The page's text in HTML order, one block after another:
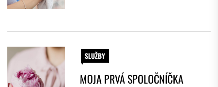
SLUŽBY
MOJA PRVÁ SPOLOČNÍČKA